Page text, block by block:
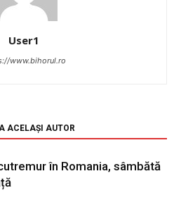
User1
www.bihorul.ro
ACELAȘI AUTOR
în Romania, sâmbătă